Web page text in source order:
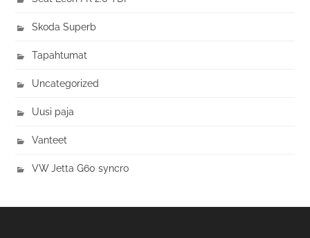
Skoda Superb
Tapahtumat
Uncategorized
Uusi paja
Vanteet
VW Jetta G60 syncro